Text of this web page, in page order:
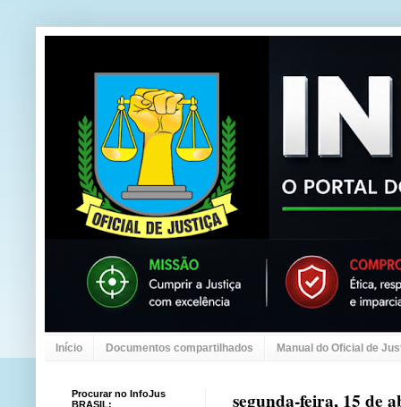
Início Documentos compartilhados Manual do Oficial de
segunda-feira, 15 de
Procurar no InfoJus
BRASIL: